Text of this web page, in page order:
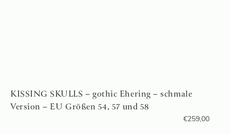
KISSING SKULLS – gothic Ehering – schmale
Version – EU Größen 54, 57 und 58
€259,00